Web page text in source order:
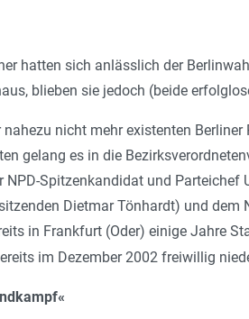
hatten sich anlässlich der
blieben sie jedoch (beide
nicht mehr existenten
gelang es in die
NPD-Spitzenkandidat und
Dietmar Tönhardt) und
in Frankfurt (Oder) einige Jahre
im Dezember 2002 freiwillig